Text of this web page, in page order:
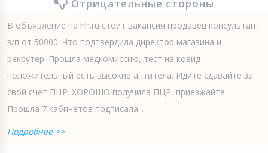
Отрицательные стороны
В объявление на hh.ru стоит вакансия продавец консультант
з/п от 50000. Что подтвердила директор магазина и
рекрутер. Прошла медкомиссию, тест на ковид
положительный есть высокие антитела. Идите сдавайте за
свой счёт ПЦР. ХОРОШО получила ПЦР, приезжайте.
Прошла 7 кабинетов подписала...
Подробнее >>